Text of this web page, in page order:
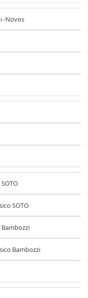
-Novos
SOTO
Bambozzi